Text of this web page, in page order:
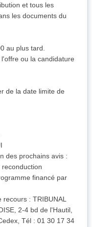
et tous les
les documents du
au plus tard.
ou la candidature
de la date limite de
des prochains avis :
financé par
recours : TRIBUNAL
2-4 bd de l'Hautil,
Tél : 01 30 17 34